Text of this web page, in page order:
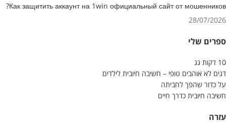
Как защитить аккаунт на 1win официальный сайт от мошенников?
28/07/2026
ספרים שלי
10 דקות גג
דגים לא אוהבים טופי – חשיבה חיובית לילדים
על כדור שהפך לחביתה
חשיבה חיובית כדרך חיים
עזרה